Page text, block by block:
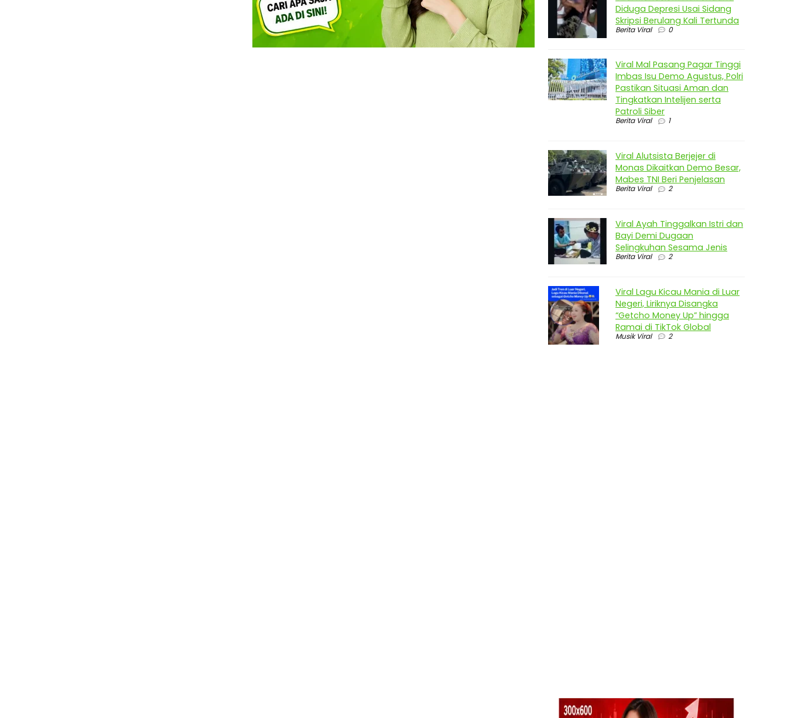
Diduga Depresi Usai Sidang
Skripsi Berulang Kali Tertunda
Berita Viral 0
Viral Mal Pasang Pagar Tinggi
Imbas Isu Demo Agustus, Polri
Pastikan Situasi Aman dan
Tingkatkan Intelijen serta
Patroli Siber
Berita Viral 1
Viral Alutsista Berjejer di
Monas Dikaitkan Demo Besar,
Mabes TNI Beri Penjelasan
Berita Viral 2
Viral Ayah Tinggalkan Istri dan
Bayi Demi Dugaan
Selingkuhan Sesama Jenis
Berita Viral 2
Viral Lagu Kicau Mania di Luar
Negeri, Liriknya Disangka
“Getcho Money Up” hingga
Ramai di TikTok Global
Musik Viral 2